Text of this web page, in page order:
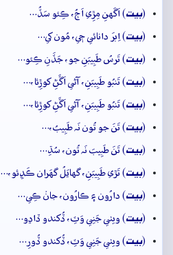
(بيت) اَگَهنِ مِڙِي اَڄُ، ڪِئو سَڏُ…
(بيت) اِبرَ دانائي جٖي، مُون کي…
(بيت) تَرسُ طَبِيبَنِ جو، جَڏَنِ ڪِئو…
(بيت) تَنبُو طَبِيبَنِ، آڻي اَڱَڻِ کوڙِئا،…
(بيت) تَنبُو طَبِيبَنِ، آڻي اَڱَڻِ کوڙِئا،…
(بيت) تَنَ جو تُون نَہ طَبِيبُ،…
(بيت) تَنَ طَبِيبَ نَہ تُون، سُڌِ…
(بيت) تَڙي طَبِيبَنِ، گهايَلُ گهَران ڪَڍِئو،…
(بيت) دارُون ۽ ڪارُون، جانۡ ڪِي…
(بيت) ويٺي جَنِي وَٽِ، ڏُکندو ڏاڍو…
(بيت) ويٺي جَنِي وَٽِ، ڏُکندو ڏُورِ…